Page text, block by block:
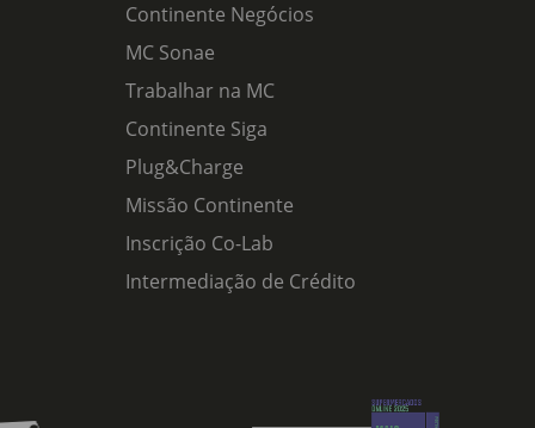
Continente Negócios
MC Sonae
Trabalhar na MC
Continente Siga
Plug&Charge
Missão Continente
Inscrição Co-Lab
Intermediação de Crédito